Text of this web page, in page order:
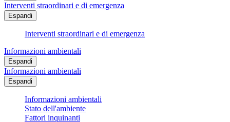
Interventi straordinari e di emergenza
Espandi
Interventi straordinari e di emergenza
Informazioni ambientali
Espandi
Informazioni ambientali
Espandi
Informazioni ambientali
Stato dell'ambiente
Fattori inquinanti